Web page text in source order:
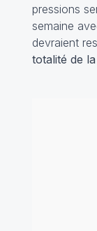
pressions
semaine
devraient
totalité de